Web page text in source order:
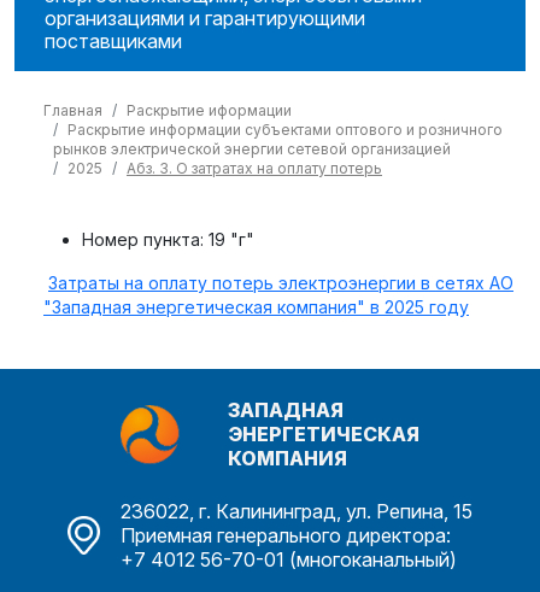
организациями и гарантирующими
поставщиками
Главная
Раскрытие иформации
Раскрытие информации субъектами оптового и розничного
рынков электрической энергии сетевой организацией
2025
Абз. 3. О затратах на оплату потерь
Номер пункта: 19 "г"
Затраты на оплату потерь электроэнергии в сетях АО
"Западная энергетическая компания" в 2025 году
ЗАПАДНАЯ
ЭНЕРГЕТИЧЕСКАЯ
КОМПАНИЯ
236022, г. Калининград, ул. Репина, 15
Приемная генерального директора:
+7 4012 56-70-01 (многоканальный)